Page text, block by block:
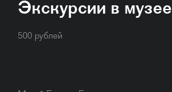
Экскурсии в музее
500 рублей